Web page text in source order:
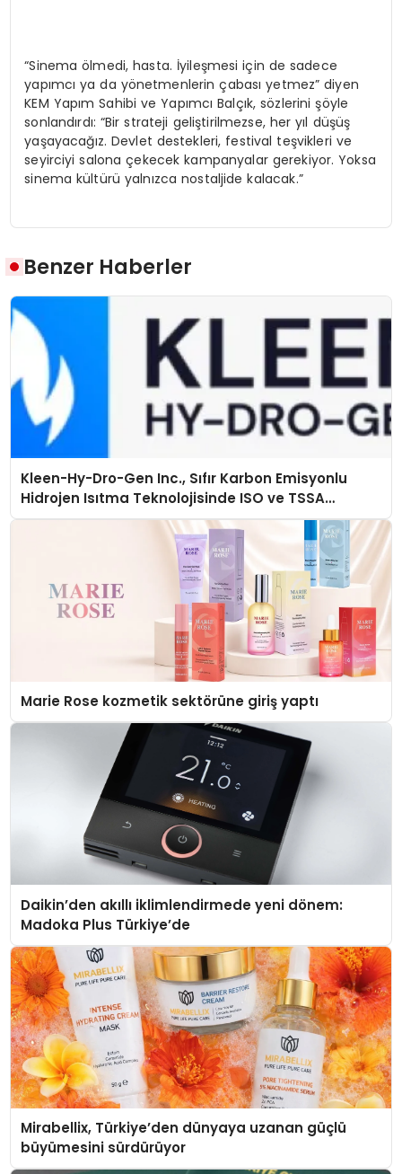
“Sinema ölmedi, hasta. İyileşmesi için de sadece
yapımcı ya da yönetmenlerin çabası yetmez” diyen
KEM Yapım Sahibi ve Yapımcı Balçık, sözlerini şöyle
sonlandırdı: “Bir strateji geliştirilmezse, her yıl düşüş
yaşayacağız. Devlet destekleri, festival teşvikleri ve
seyirciyi salona çekecek kampanyalar gerekiyor. Yoksa
sinema kültürü yalnızca nostaljide kalacak.”
Benzer Haberler
Kleen-Hy-Dro-Gen Inc., Sıfır Karbon Emisyonlu
Hidrojen Isıtma Teknolojisinde ISO ve TSSA
Düzenleyici Onaylarını Aldı
Marie Rose kozmetik sektörüne giriş yaptı
Daikin’den akıllı iklimlendirmede yeni dönem:
Madoka Plus Türkiye’de
Mirabellix, Türkiye’den dünyaya uzanan güçlü
büyümesini sürdürüyor